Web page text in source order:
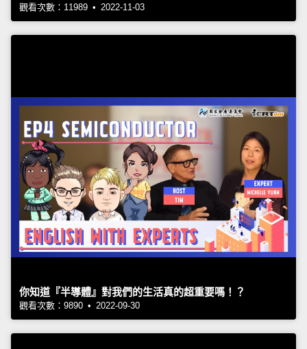
觀看次數：11989 • 2022-11-03
你知道『半導體』對我們的生活真的超重要嗎！？
觀看次數：9890 • 2022-09-30